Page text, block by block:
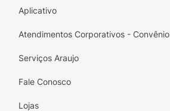
Aplicativo
Atendimentos Corporativos - Convênio
Serviços Araujo
Fale Conosco
Lojas